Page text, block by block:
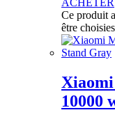
ACHETER
Ce produit
être
10000